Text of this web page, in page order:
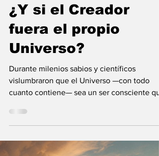
María Mercedes y Vladimir Gessen
9 jul
9 min de lectura
¿Y si el Creador
fuera el propio
Universo?
Durante milenios sabios y científicos
cuanto contiene— sea un ser consciente